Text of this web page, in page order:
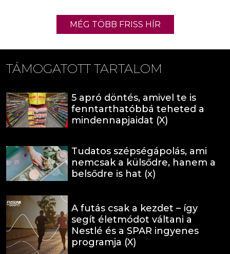
MÉG TÖBB FRISS HÍR
TÁMOGATOTT TARTALOM
5 apró döntés, amivel te is
fenntarthatóbbá teheted a
mindennapjaidat (X)
Tudatos szépségápolás, ami
nemcsak a külsődre, hanem a
belsődre is hat (x)
A futás csak a kezdet – így
segít életmódot váltani a
Nestlé és a SPAR ingyenes
programja (X)